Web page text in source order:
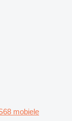
mobiele